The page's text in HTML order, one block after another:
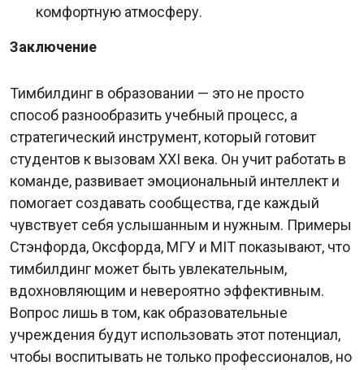
комфортную атмосферу.
Заключение
Тимбилдинг в образовании — это не просто
способ разнообразить учебный процесс, а
стратегический инструмент, который готовит
студентов к вызовам XXI века. Он учит работать в
команде, развивает эмоциональный интеллект и
помогает создавать сообщества, где каждый
чувствует себя услышанным и нужным. Примеры
Стэнфорда, Оксфорда, МГУ и MIT показывают, что
тимбилдинг может быть увлекательным,
вдохновляющим и невероятно эффективным.
Вопрос лишь в том, как образовательные
учреждения будут использовать этот потенциал,
чтобы воспитывать не только профессионалов, но